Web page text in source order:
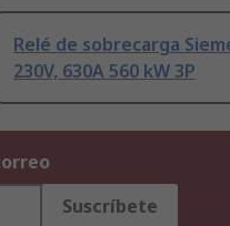
Relé de sobrecarga
230V, 630A 560 kW 3P
Suscríbete